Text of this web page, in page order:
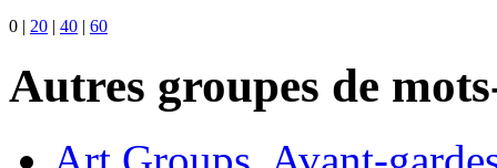
0 | 20 | 40 | 60
Autres groupes de